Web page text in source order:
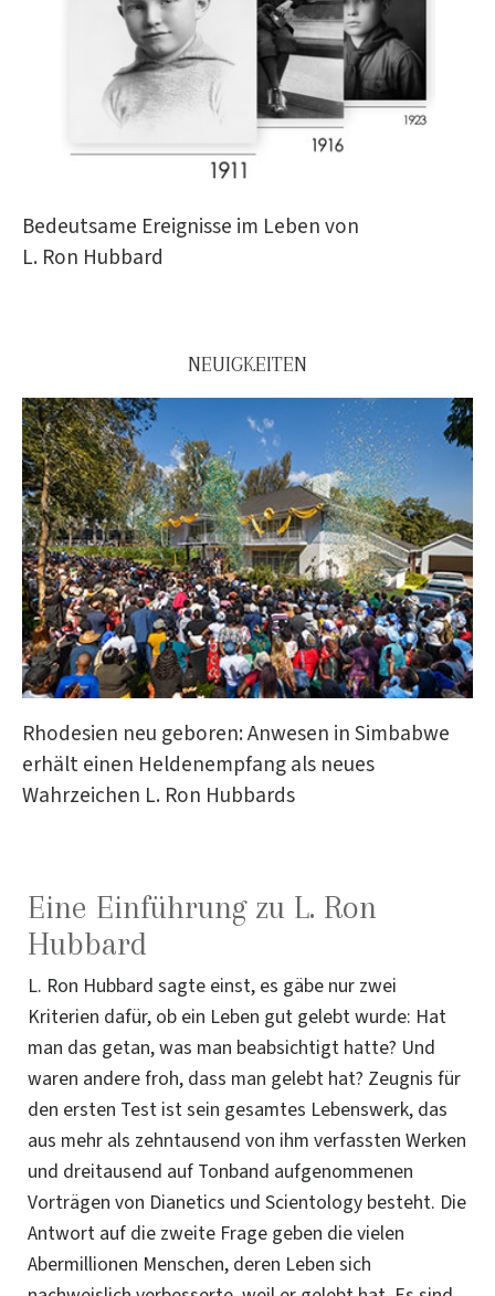
Bedeutsame Ereignisse im Leben von
L. Ron Hubbard
NEUIGKEITEN
Rhodesien neu geboren: Anwesen in Simbabwe
erhält einen Heldenempfang als neues
Wahrzeichen L. Ron Hubbards
Eine Einführung zu L. Ron
Hubbard
L. Ron Hubbard sagte einst, es gäbe nur zwei
Kriterien dafür, ob ein Leben gut gelebt wurde: Hat
man das getan, was man beabsichtigt hatte? Und
waren andere froh, dass man gelebt hat? Zeugnis für
den ersten Test ist sein gesamtes Lebenswerk, das
aus mehr als zehntausend von ihm verfassten Werken
und dreitausend auf Tonband aufgenommenen
Vorträgen von Dianetics und Scientology besteht. Die
Antwort auf die zweite Frage geben die vielen
Abermillionen Menschen, deren Leben sich